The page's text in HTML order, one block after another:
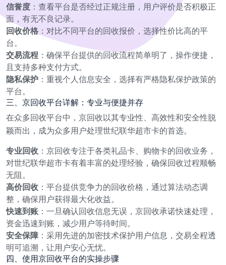
信誉度 ：查看平台是否经过正规注册，用户评价是否积极正
面，有无不良记录。
回收价格 ：对比不同平台的回收报价，选择性价比高的平
台。
交易流程：确保平台提供的回收流程简单明了，操作便捷，
且支持多种支付方式。
隐私保护 ：重视个人信息安全，选择有严格隐私保护政策的
平台。
三、京回收平台详解：专业与便捷并存
在众多回收平台中，京回收以其专业性、高效性和安全性脱
颖而出，成为众多用户处理世纪联华超市卡的首选。
专业回收：京回收专注于各类礼品卡、购物卡的回收业务，
对世纪联华超市卡有着丰富的处理经验，确保回收过程顺畅
无阻。
高价回收：平台提供竞争力的回收价格，通过算法动态调
整，确保用户获得最大化收益。
快速到账：一旦确认回收信息无误，京回收承诺快速处理，
资金迅速到账，减少用户等待时间。
安全保障 ：采用先进的加密技术保护用户信息，交易全程透
明可追溯，让用户安心无忧。
四、使用京回收平台的实操步骤